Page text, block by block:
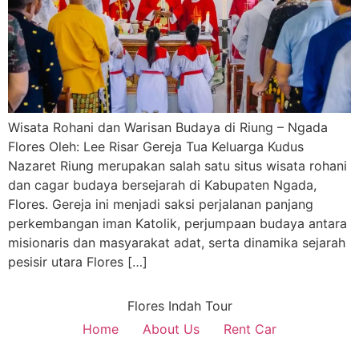
Wisata Rohani dan Warisan Budaya di Riung – Ngada
Flores Oleh: Lee Risar Gereja Tua Keluarga Kudus
Nazaret Riung merupakan salah satu situs wisata rohani
dan cagar budaya bersejarah di Kabupaten Ngada,
Flores. Gereja ini menjadi saksi perjalanan panjang
perkembangan iman Katolik, perjumpaan budaya antara
misionaris dan masyarakat adat, serta dinamika sejarah
pesisir utara Flores […]
Flores Indah Tour
Home
About Us
Rent Car